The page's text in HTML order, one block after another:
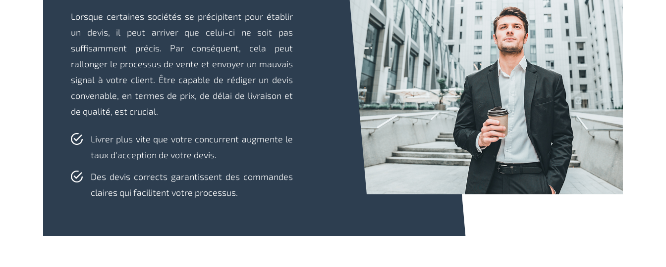
Lorsque certaines sociétés se précipitent pour établir
un devis, il peut arriver que celui-ci ne soit pas
suffisamment précis. Par conséquent, cela peut
rallonger le processus de vente et envoyer un mauvais
signal à votre client. Être capable de rédiger un devis
convenable, en termes de prix, de délai de livraison et
de qualité, est crucial.
Livrer plus vite que votre concurrent augmente le
taux d'acception de votre devis.
Des devis corrects garantissent des commandes
claires qui facilitent votre processus.